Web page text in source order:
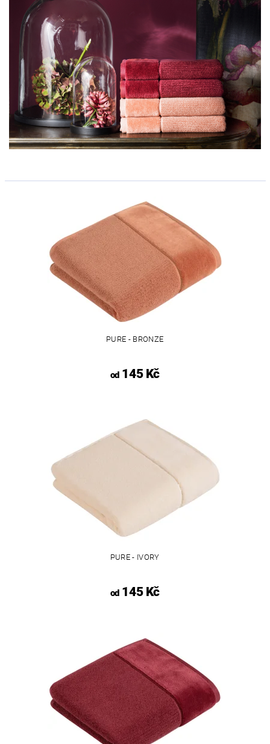
PURE - BRONZE
od145 Kč
PURE - IVORY
od145 Kč